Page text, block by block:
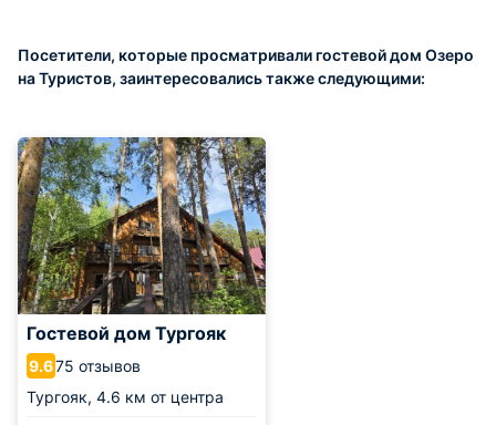
Посетители, которые просматривали гостевой дом Озеро
на Туристов, заинтересовались также следующими:
Гостевой дом Тургояк
9.675 отзывов
Тургояк, 4.6 км от центра